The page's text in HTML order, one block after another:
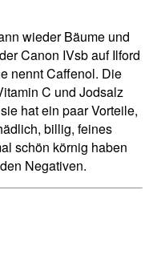
wieder Bäume und
Canon IVsb auf Ilford
nennt Caffenol. Die
C und Jodsalz
hat ein paar Vorteile,
billig, feines
schön körnig haben
Negativen.